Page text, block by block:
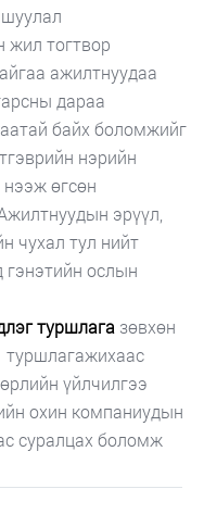
жил тогтвор
ажилтнуудаа
дараа
байх боломжийг
нэрийн
өгсөн
эрүүл,
чухал тул нийт
ослын
туршлага зөвхөн
үйлчилгээ
охин компаниудын
суралцах боломж